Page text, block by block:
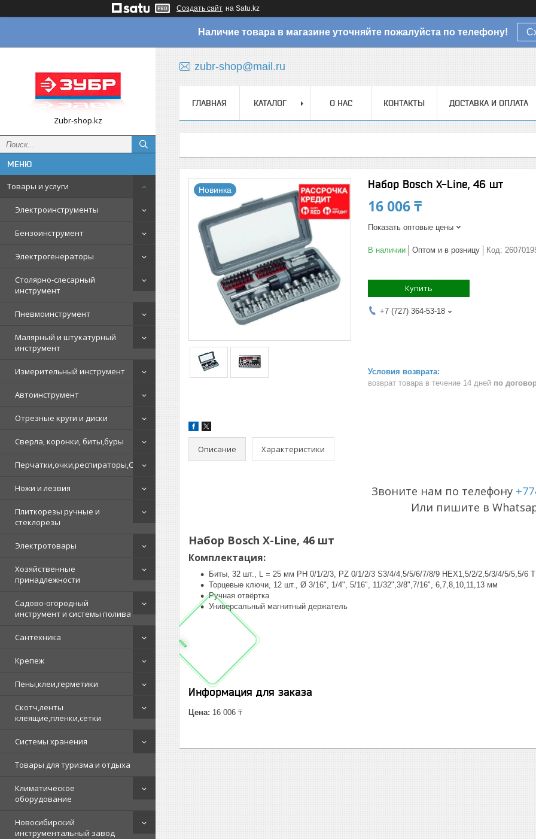
Создать сайт на Satu.kz
Наличие товара в магазине уточняйте пожалуйста по телефону!
Zubr-shop.kz
Товары и услуги
Электроинструменты
Бензоинструмент
Электрогенераторы
Столярно-слесарный
инструмент
Пневмоинструмент
Малярный и штукатурный
инструмент
Измерительный инструмент
Автоинструмент
Отрезные круги и диски
Сверла, коронки, биты,буры
Перчатки,очки,респираторы,СИЗ
Ножи и лезвия
Плиткорезы ручные и
стеклорезы
Электротовары
Хозяйственные
принадлежности
Садово-огородный
инструмент и системы полива
Сантехника
Крепеж
Пены,клеи,герметики
Скотч,ленты
клеящие,пленки,сетки
Системы хранения
Товары для туризма и отдыха
Климатическое
оборудование
Новосибирский
инструментальный завод
zubr-shop@mail.ru
ГЛАВНАЯ КАТАЛОГ О НАС КОНТАКТЫ ДОСТАВКА И ОПЛАТА
Новинка Набор Bosch X-Line, 46 шт
16 006 ₸
Показать оптовые цены
В наличии Оптом и в розницу Код:
Купить
+7 (727) 364-53-18
возврат товара в течение 14 дней по
Описание Характеристики
Звоните нам по телефону
Или пишите в
Набор Bosch X-Line, 46 шт
Комплектация:
Биты, 32 шт., L = 25 мм PH 0/1/2/3, PZ 0/1/2/3 S3/4/4,5/5/6/7/8/9 HEX1,5/2/2,5/3/4/5/5,5/6
Торцевые ключи, 12 шт., Ø 3/16", 1/4", 5/16", 11/32",3/8",7/16", 6,7,8,10,11,13 мм
Ручная отвёртка
Универсальный магнитный держатель
Информация для заказа
Цена: 16 006 ₸